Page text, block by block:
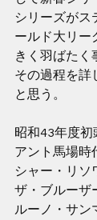
シリーズがス
ールド大リー
きく羽ばたく
その過程を詳
と思う。
昭和43年度初
アント馬場時
シャー・リソ
ザ・ブルーザ
ルーノ・サン